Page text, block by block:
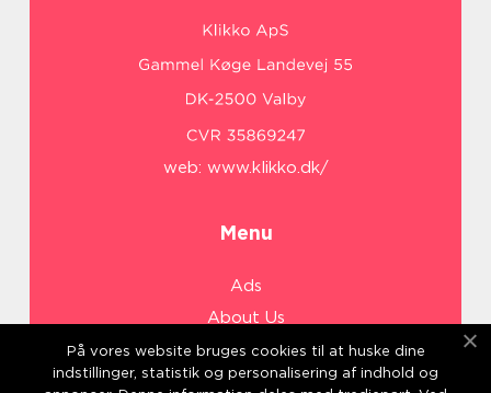
web: www.klikko.dk/
Menu
Ads
About Us
Cookies
Contact
På vores website bruges cookies til at huske dine
indstillinger, statistik og personalisering af indhold og